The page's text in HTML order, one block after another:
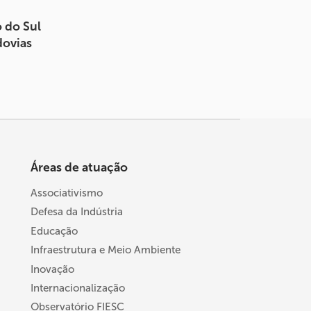
do Sul
Áreas de atuação
Associativismo
Defesa da Indústria
Educação
Infraestrutura e Meio Ambiente
Inovação
Internacionalização
Observatório FIESC